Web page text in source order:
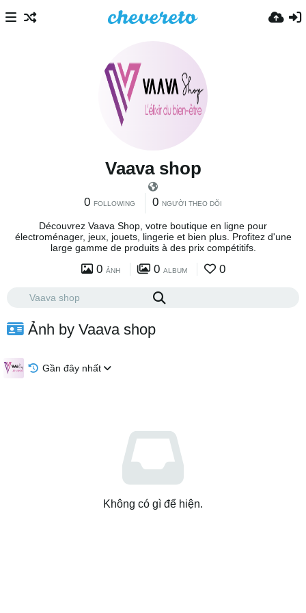
Vaava shop
0 FOLLOWING 0 NGƯỜI THEO DÕI
Découvrez Vaava Shop, votre boutique en ligne pour
électroménager, jeux, jouets, lingerie et bien plus. Profitez d'une
large gamme de produits à des prix compétitifs.
0 ẢNH 0 ALBUM 0
Ảnh by Vaava shop
Gần đây nhất
Không có gì để hiện.